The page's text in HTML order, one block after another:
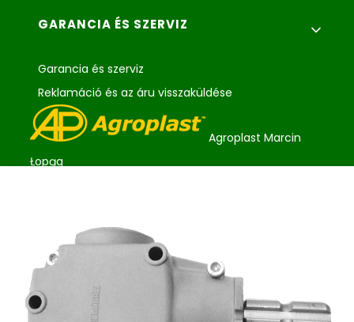
GARANCIA ÉS SZERVIZ
Garancia és szerviz
Reklamáció és az áru visszaküldése
Agroplast Marcin
Łopąg
sklep@agroplast.pl
+48 82 567 39 51